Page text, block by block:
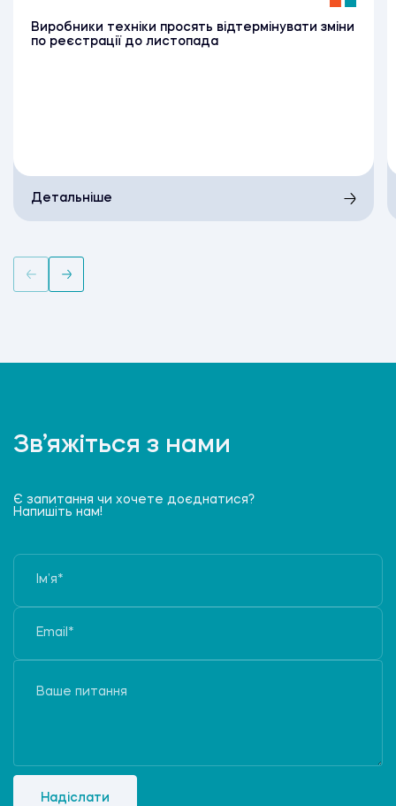
Виробники техніки просять відтермінувати зміни
по реєстрації до листопада
Детальніше
Зв’яжіться з нами
Є запитання чи хочете доєднатися?
Напишіть нам!
Надіслати